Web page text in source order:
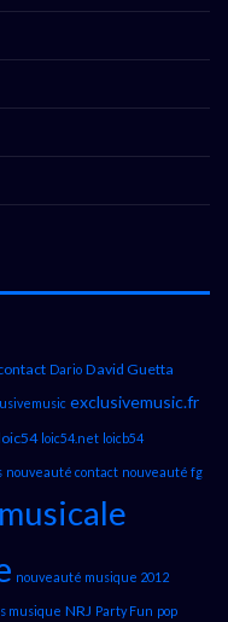
Dario David Guetta
exclusivemusic.fr
loic54.net loicb54
nouveauté contact nouveauté fg
nouveauté musique 2012
musique NRJ Party Fun pop